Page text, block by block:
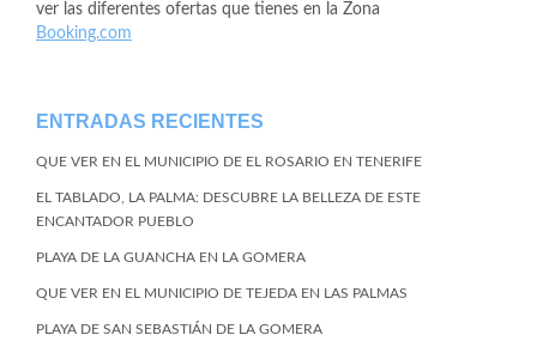
ver las diferentes ofertas que tienes en la Zona
Booking.com
ENTRADAS RECIENTES
QUE VER EN EL MUNICIPIO DE EL ROSARIO EN TENERIFE
EL TABLADO, LA PALMA: DESCUBRE LA BELLEZA DE ESTE
ENCANTADOR PUEBLO
PLAYA DE LA GUANCHA EN LA GOMERA
QUE VER EN EL MUNICIPIO DE TEJEDA EN LAS PALMAS
PLAYA DE SAN SEBASTIÁN DE LA GOMERA